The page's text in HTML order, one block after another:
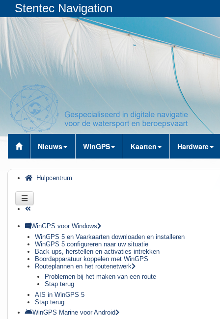
Stentec Navigation
Nieuws WinGPS Kaarten Hardware
Hulpcentrum
WinGPS voor Windows
WinGPS 5 en Vaarkaarten downloaden en installeren
WinGPS 5 configureren naar uw situatie
Back-ups, herstellen en activaties intrekken
Boordapparatuur koppelen met WinGPS
Routeplannen en het routenetwerk
Problemen bij het maken van een route
Stap terug
AIS in WinGPS 5
Stap terug
WinGPS Marine voor Android